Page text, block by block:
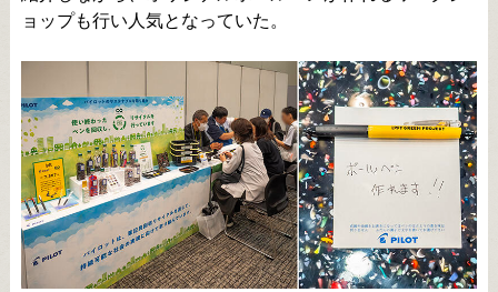
ョップも行い人気となっていた。